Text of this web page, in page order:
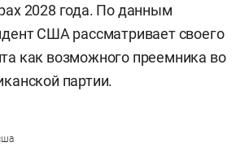
2028 года. По данным
США рассматривает своего
как возможного преемника во
партии.